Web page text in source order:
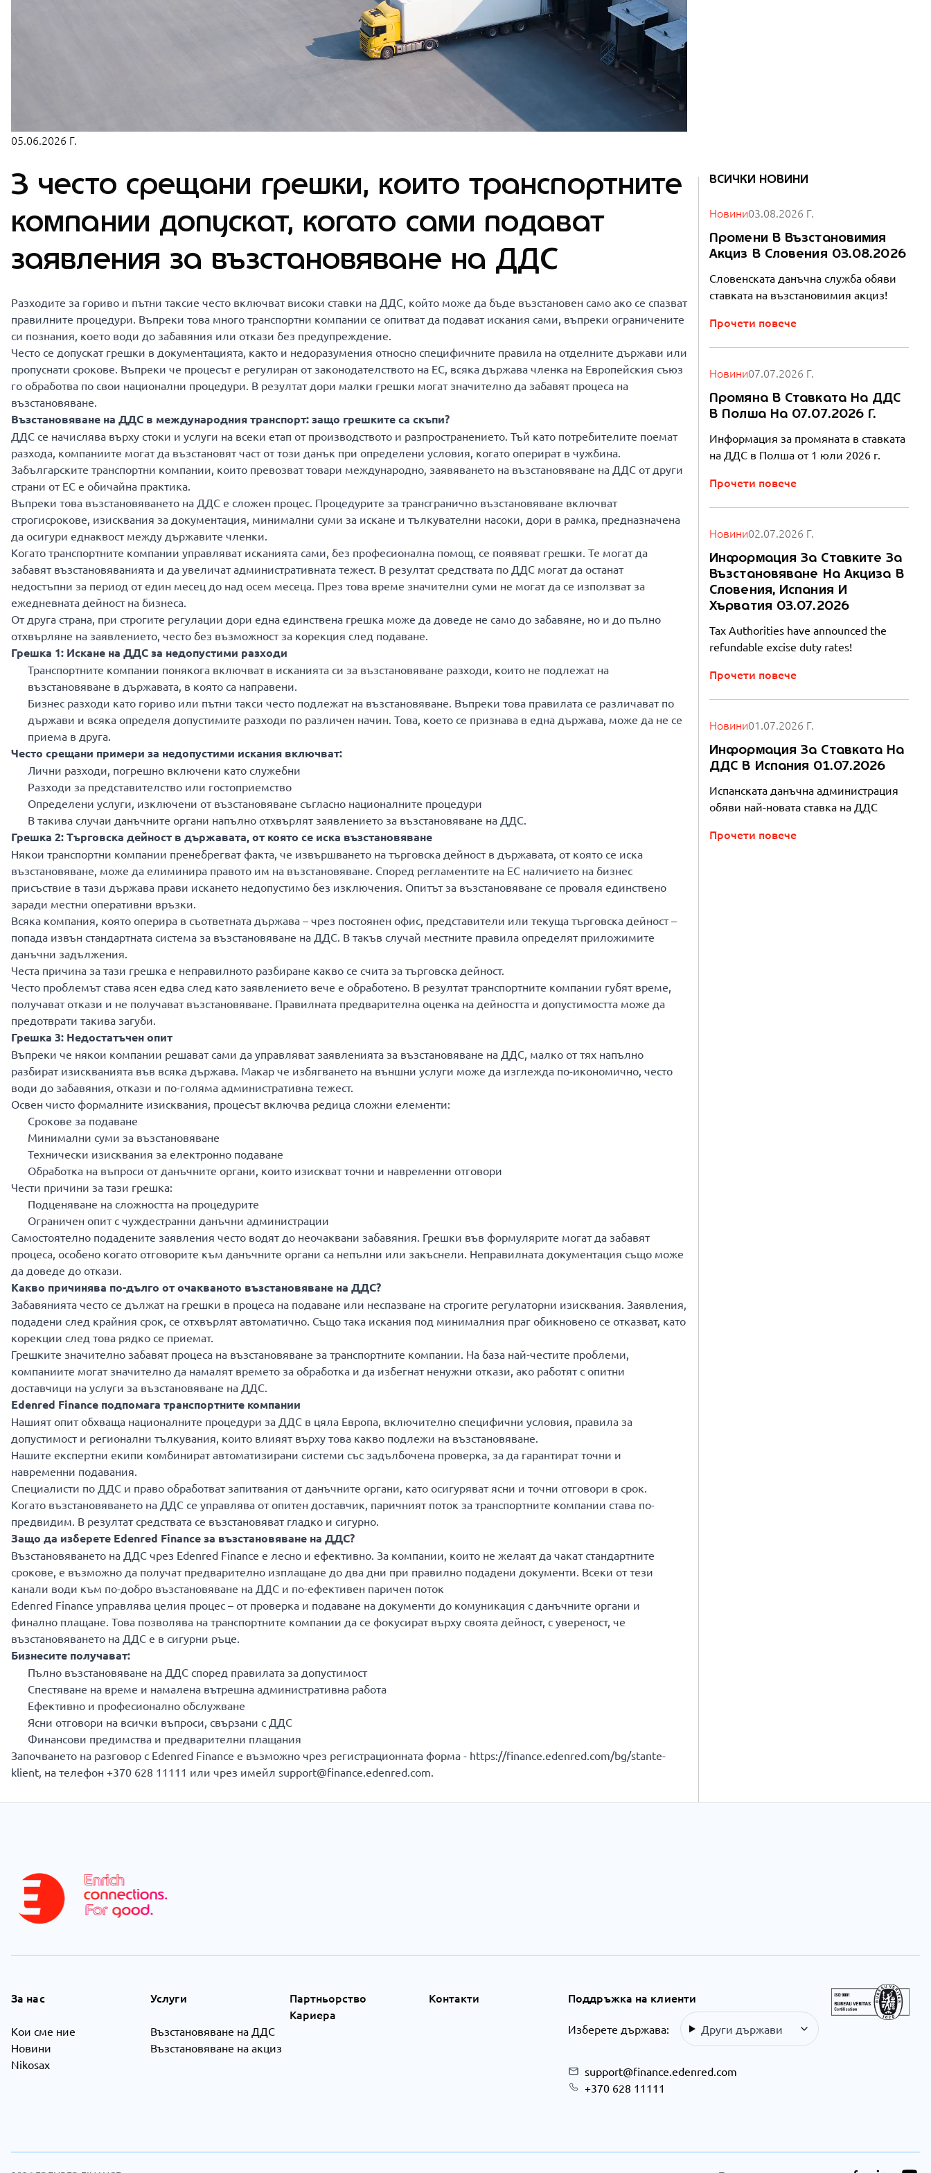
05.06.2026 Г.
3 често срещани грешки, които транспортните
компании допускат, когато сами подават
заявления за възстановяване на ДДС
Разходите за гориво и пътни таксие често включват високи ставки на ДДС, който може да бъде възстановен само ако се спазват
правилните процедури. Въпреки това много транспортни компании се опитват да подават искания сами, въпреки ограничените
си познания, което води до забавяния или откази без предупреждение.
Често се допускат грешки в документацията, както и недоразумения относно специфичните правила на отделните държави или
пропуснати срокове. Въпреки че процесът е регулиран от законодателството на ЕС, всяка държава членка на Европейския съюз
го обработва по свои национални процедури. В резултат дори малки грешки могат значително да забавят процеса на
възстановяване.
Възстановяване на ДДС в международния транспорт: защо грешките са скъпи?
ДДС се начислява върху стоки и услуги на всеки етап от производството и разпространението. Тъй като потребителите поемат
разхода, компаниите могат да възстановят част от този данък при определени условия, когато оперират в чужбина.
Забългарските транспортни компании, които превозват товари международно, заявяването на възстановяване на ДДС от други
страни от ЕС е обичайна практика.
Въпреки това възстановяването на ДДС е сложен процес. Процедурите за трансгранично възстановяване включват
строгисрокове, изисквания за документация, минимални суми за искане и тълкувателни насоки, дори в рамка, предназначена
да осигури еднаквост между държавите членки.
Когато транспортните компании управляват исканията сами, без професионална помощ, се появяват грешки. Те могат да
забавят възстановяванията и да увеличат административната тежест. В резултат средствата по ДДС могат да останат
недостъпни за период от един месец до над осем месеца. През това време значителни суми не могат да се използват за
ежедневната дейност на бизнеса.
От друга страна, при строгите регулации дори една единствена грешка може да доведе не само до забавяне, но и до пълно
отхвърляне на заявлението, често без възможност за корекция след подаване.
Грешка 1: Искане на ДДС за недопустими разходи
Транспортните компании понякога включват в исканията си за възстановяване разходи, които не подлежат на
възстановяване в държавата, в която са направени.
Бизнес разходи като гориво или пътни такси често подлежат на възстановяване. Въпреки това правилата се различават по
държави и всяка определя допустимите разходи по различен начин. Това, което се признава в една държава, може да не се
приема в друга.
Често срещани примери за недопустими искания включват:
Лични разходи, погрешно включени като служебни
Разходи за представителство или гостоприемство
Определени услуги, изключени от възстановяване съгласно националните процедури
В такива случаи данъчните органи напълно отхвърлят заявлението за възстановяване на ДДС.
Грешка 2: Търговска дейност в държавата, от която се иска възстановяване
Някои транспортни компании пренебрегват факта, че извършването на търговска дейност в държавата, от която се иска
възстановяване, може да елиминира правото им на възстановяване. Според регламентите на ЕС наличието на бизнес
присъствие в тази държава прави искането недопустимо без изключения. Опитът за възстановяване се проваля единствено
заради местни оперативни връзки.
Всяка компания, която оперира в съответната държава – чрез постоянен офис, представители или текуща търговска дейност –
попада извън стандартната система за възстановяване на ДДС. В такъв случай местните правила определят приложимите
данъчни задължения.
Честа причина за тази грешка е неправилното разбиране какво се счита за търговска дейност.
Често проблемът става ясен едва след като заявлението вече е обработено. В резултат транспортните компании губят време,
получават откази и не получават възстановяване. Правилната предварителна оценка на дейността и допустимостта може да
предотврати такива загуби.
Грешка 3: Недостатъчен опит
Въпреки че някои компании решават сами да управляват заявленията за възстановяване на ДДС, малко от тях напълно
разбират изискванията във всяка държава. Макар че избягването на външни услуги може да изглежда по-икономично, често
води до забавяния, откази и по-голяма административна тежест.
Освен чисто формалните изисквания, процесът включва редица сложни елементи:
Срокове за подаване
Минимални суми за възстановяване
Технически изисквания за електронно подаване
Обработка на въпроси от данъчните органи, които изискват точни и навременни отговори
Чести причини за тази грешка:
Подценяване на сложността на процедурите
Ограничен опит с чуждестранни данъчни администрации
Самостоятелно подадените заявления често водят до неочаквани забавяния. Грешки във формулярите могат да забавят
процеса, особено когато отговорите към данъчните органи са непълни или закъснели. Неправилната документация също може
да доведе до откази.
Какво причинява по-дълго от очакваното възстановяване на ДДС?
Забавянията често се дължат на грешки в процеса на подаване или неспазване на строгите регулаторни изисквания. Заявления,
подадени след крайния срок, се отхвърлят автоматично. Също така искания под минималния праг обикновено се отказват, като
корекции след това рядко се приемат.
Грешките значително забавят процеса на възстановяване за транспортните компании. На база най-честите проблеми,
компаниите могат значително да намалят времето за обработка и да избегнат ненужни откази, ако работят с опитни
доставчици на услуги за възстановяване на ДДС.
Edenred Finance подпомага транспортните компании
Нашият опит обхваща националните процедури за ДДС в цяла Европа, включително специфични условия, правила за
допустимост и регионални тълкувания, които влияят върху това какво подлежи на възстановяване.
Нашите експертни екипи комбинират автоматизирани системи със задълбочена проверка, за да гарантират точни и
навременни подавания.
Специалисти по ДДС и право обработват запитвания от данъчните органи, като осигуряват ясни и точни отговори в срок.
Когато възстановяването на ДДС се управлява от опитен доставчик, паричният поток за транспортните компании става по-
предвидим. В резултат средствата се възстановяват гладко и сигурно.
Защо да изберете Edenred Finance за възстановяване на ДДС?
Възстановяването на ДДС чрез Edenred Finance е лесно и ефективно. За компании, които не желаят да чакат стандартните
срокове, е възможно да получат предварително изплащане до два дни при правилно подадени документи. Всеки от тези
канали води към по-добро възстановяване на ДДС и по-ефективен паричен поток
Edenred Finance управлява целия процес – от проверка и подаване на документи до комуникация с данъчните органи и
финално плащане. Това позволява на транспортните компании да се фокусират върху своята дейност, с увереност, че
възстановяването на ДДС е в сигурни ръце.
Бизнесите получават:
Пълно възстановяване на ДДС според правилата за допустимост
Спестяване на време и намалена вътрешна административна работа
Ефективно и професионално обслужване
Ясни отговори на всички въпроси, свързани с ДДС
Финансови предимства и предварителни плащания
Започването на разговор с Edenred Finance е възможно чрез регистрационната форма - https://finance.edenred.com/bg/stante-
klient, на телефон +370 628 11111 или чрез имейл support@finance.edenred.com.
ВСИЧКИ НОВИНИ
Новини03.08.2026 Г.
Промени В Възстановимия
Акциз В Словения 03.08.2026
Словенската данъчна служба обяви
ставката на възстановимия акциз!
Прочети повече
Новини07.07.2026 Г.
Промяна В Ставката На ДДС
В Полша На 07.07.2026 Г.
Информация за промяната в ставката
на ДДС в Полша от 1 юли 2026 г.
Прочети повече
Новини02.07.2026 Г.
Информация За Ставките За
Възстановяване На Акциза В
Словения, Испания И
Хърватия 03.07.2026
Tax Authorities have announced the
refundable excise duty rates!
Прочети повече
Новини01.07.2026 Г.
Информация За Ставката На
ДДС В Испания 01.07.2026
Испанската данъчна администрация
обяви най-новата ставка на ДДС
Прочети повече
За нас
Кои сме ние
Новини
Nikosax
Услуги
Възстановяване на ДДС
Възстановяване на акциз
Партньорство
Кариера
Контакти Поддръжка на клиенти
Изберете държава: Други държави
support@finance.edenred.com
+370 628 11111